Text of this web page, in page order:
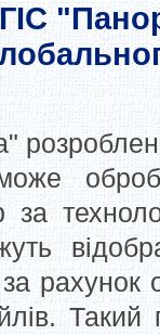
рахунок
Такий